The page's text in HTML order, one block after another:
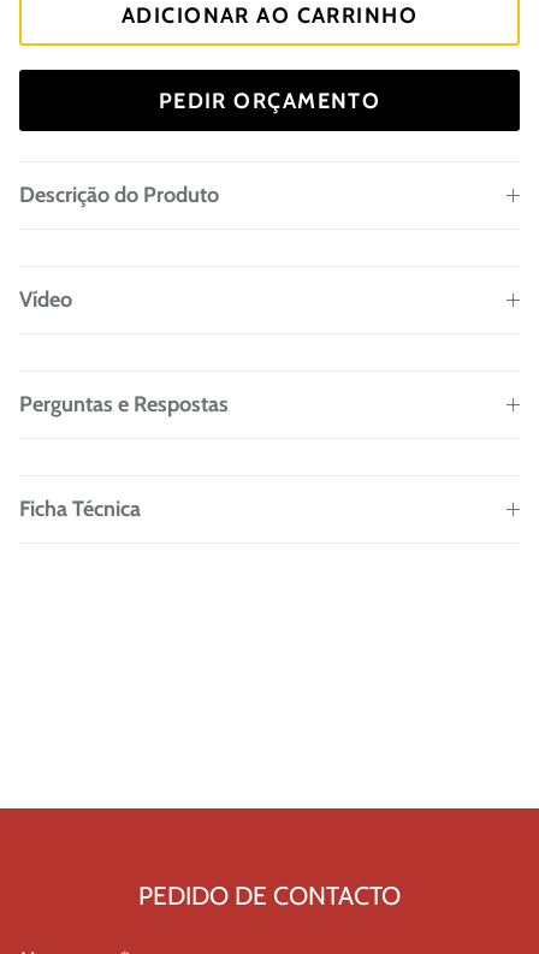
ADICIONAR AO CARRINHO
PEDIR ORÇAMENTO
Descrição do Produto
Vídeo
Perguntas e Respostas
Ficha Técnica
PEDIDO DE CONTACTO